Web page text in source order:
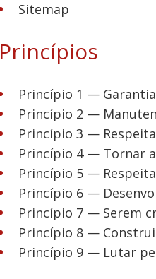
Sitemap
Princípios
Princípio 1 —
Princípio 2 —
Princípio 3 —
Princípio 4 — Tornar
Princípio 5 —
Princípio 6 —
Princípio 7 — Serem
Princípio 8 —
Princípio 9 — Lutar